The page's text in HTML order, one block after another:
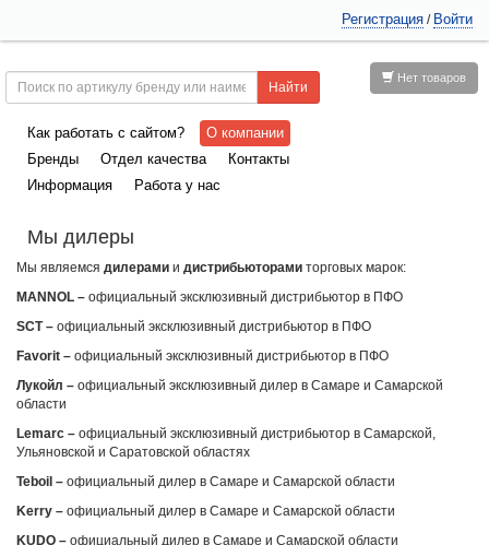
Регистрация / Войти
Нет товаров
Как работать с сайтом?
О компании
Бренды
Отдел качества
Контакты
Информация
Работа у нас
Мы дилеры
Мы являемся дилерами и дистрибьюторами торговых марок:
MANNOL – официальный эксклюзивный дистрибьютор в ПФО
SCT– официальный эксклюзивный дистрибьютор в ПФО
Favorit – официальный эксклюзивный дистрибьютор в ПФО
Лукойл – официальный эксклюзивный дилер в Самаре и Самарской
области
Lemarc – официальный эксклюзивный дистрибьютор в Самарской,
Ульяновской и Саратовской областях
Teboil – официальный дилер в Самаре и Самарской области
Kerry – официальный дилер в Самаре и Самарской области
KUDO – официальный дилер в Самаре и Самарской области